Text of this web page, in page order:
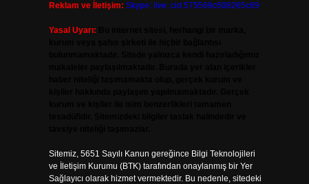
Reklam ve İletişim: Skype: live:.cid.575569c608265c69
Yasal Uyarı:
Sitemiz, 5651 Sayılı Kanun gereğince Bilgi Teknolojileri
ve İletişim Kurumu (BTK) tarafından onaylanmış bir Yer
Sağlayıcı olarak hizmet vermektedir. Bu nedenle, sitedeki